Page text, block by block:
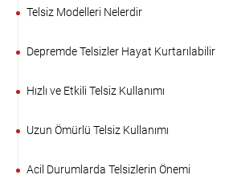
Telsiz Modelleri Nelerdir
Depremde Telsizler Hayat Kurtarılabilir
Hızlı ve Etkili Telsiz Kullanımı
Uzun Ömürlü Telsiz Kullanımı
Acil Durumlarda Telsizlerin Önemi